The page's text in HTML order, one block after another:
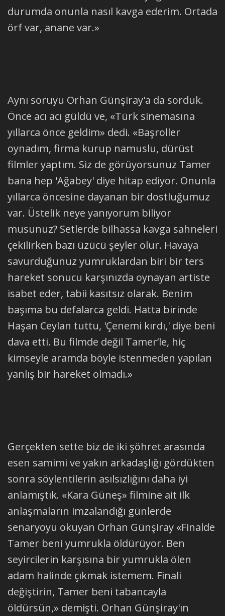
durumda onunla nasıl kavga ederim. Ortada
örf var, anane var.»
Aynı soruyu Orhan Günşiray'a da sorduk.
Önce acı acı güldü ve, «Türk sinemasına
yıllarca önce geldim» dedi. «Başroller
oynadım, firma kurup namuslu, dürüst
filmler yaptım. Siz de görüyorsunuz Tamer
bana hep 'Ağabey' diye hitap ediyor. Onunla
yıllarca öncesine dayanan bir dostluğumuz
var. Üstelik neye yanıyorum biliyor
musunuz? Setlerde bilhassa kavga sahneleri
çekilirken bazı üzücü şeyler olur. Havaya
savurduğunuz yumruklardan biri bir ters
hareket sonucu karşınızda oynayan artiste
isabet eder, tabii kasıtsız olarak. Benim
başıma bu defalarca geldi. Hatta birinde
Haşan Ceylan tuttu, 'Çenemi kırdı,' diye beni
dava etti. Bu filmde değil Tamer’le, hiç
kimseyle aramda böyle istenmeden yapılan
yanlış bir hareket olmadı.»
Gerçekten sette biz de iki şöhret arasında
esen samimi ve yakın arkadaşlığı gördükten
sonra söylentilerin asılsızlığını daha iyi
anlamıştık. «Kara Güneş» filmine ait ilk
anlaşmaların imzalandığı günlerde
senaryoyu okuyan Orhan Günşiray «Finalde
Tamer beni yumrukla öldürüyor. Ben
seyircilerin karşısına bir yumrukla ölen
adam halinde çıkmak istemem. Finali
değiştirin, Tamer beni tabancayla
öldürsün,» demişti. Orhan Günşiray'ın